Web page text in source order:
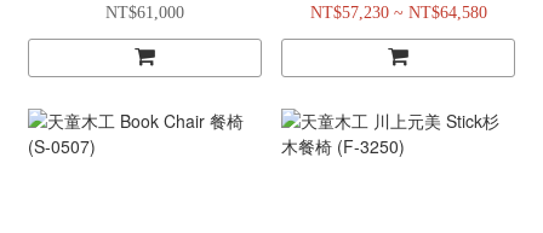
NT$61,000 NT$57,230 ~ NT$64,580